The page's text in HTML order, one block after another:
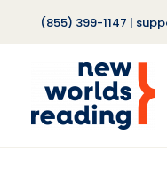
(855) 399-1147 |